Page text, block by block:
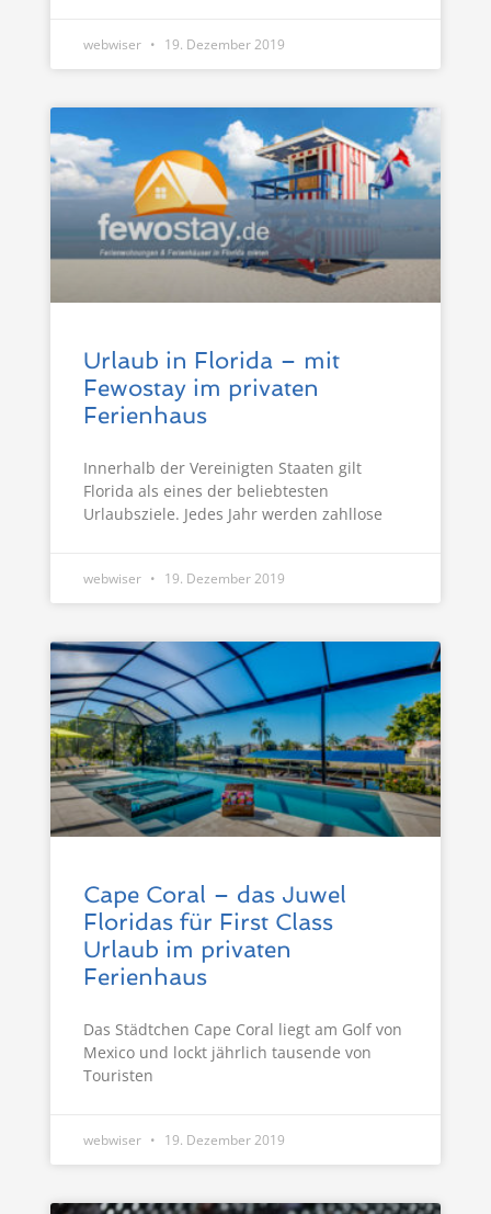
webwiser 19. Dezember 2019
Urlaub in Florida – mit
Fewostay im privaten
Ferienhaus
Innerhalb der Vereinigten Staaten gilt
Florida als eines der beliebtesten
Urlaubsziele. Jedes Jahr werden zahllose
webwiser 19. Dezember 2019
Cape Coral – das Juwel
Floridas für First Class
Urlaub im privaten
Ferienhaus
Das Städtchen Cape Coral liegt am Golf von
Mexico und lockt jährlich tausende von
Touristen
webwiser 19. Dezember 2019